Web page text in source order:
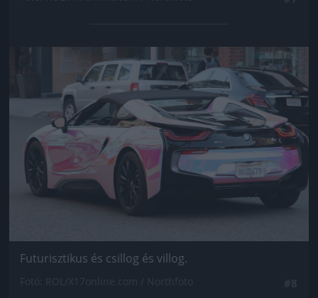
Jön még kép!
Futurisztikus és csillog és villog.